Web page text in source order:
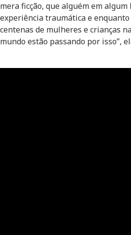
mera ficção, que alguém em
experiência traumática e
centenas de mulheres e crianças
mundo estão passando por isso”,